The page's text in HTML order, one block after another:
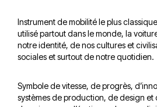
Instrument de mobilité le plus
utilisé partout dans le monde, la
notre identité, de nos cultures et
sociales et surtout de notre quotidien.
Symbole de vitesse, de progrès,
systèmes de production, de design